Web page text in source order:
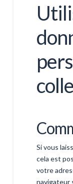
Si vous
cela est
votre
navigateur